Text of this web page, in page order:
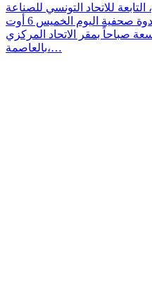
للاتحاد التونسي للصناعة
والتجارة والصناعات التقليدية، ندوة صحفية اليوم الخميس 6 أوت
صباحاً بمقر الاتحاد المركزي
بالعاصمة،…